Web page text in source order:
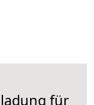
für